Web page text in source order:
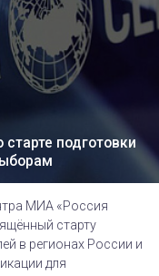
подготовки
МИА «Россия
cтарту
в регионах России и
для